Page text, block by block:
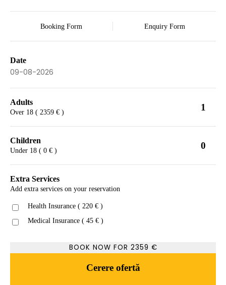
Booking Form Enquiry Form
Date
Adults
Over 18 ( 2359 € ) 1
Children
Under 18 ( 0 € ) 0
Extra Services
Add extra services on your reservation
Health Insurance ( 220 € )
Medical Insurance ( 45 € )
BOOK NOW FOR 2359 €
Cerere ofertă